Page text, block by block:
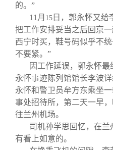
的。”
11 月 15 日，郭永怀又给
把工作安排妥当之后回京
西宁时买，鞋号码似乎不
不要紧。”
因工作延误，郭永怀最
永怀事迹陈列馆馆长李波
永怀和警卫员牟方东乘坐
事处招待所，第二天一早
往兰州机场。
司机孙学思回忆，在
有看上如意的。